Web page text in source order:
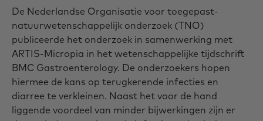
De Nederlandse Organisatie voor toegepast-
natuurwetenschappelijk onderzoek (TNO)
publiceerde het onderzoek in samenwerking met
ARTIS-Micropia in het wetenschappelijke tijdschrift
BMC Gastroenterology. De onderzoekers hopen
hiermee de kans op terugkerende infecties en
diarree te verkleinen. Naast het voor de hand
liggende voordeel van minder bijwerkingen zijn er